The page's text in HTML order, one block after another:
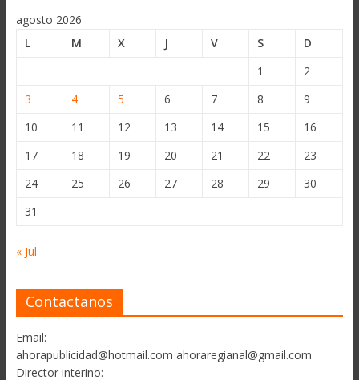
agosto 2026
L
M X J V S
D
1
2
3
4 5 6 7 8
9
10
11 12 13 14 15
16
17
18 19 20 21 22
23
24
25 26 27 28 29
30
31
« Jul
Contactanos
Email:
ahorapublicidad@hotmail.com ahoraregianal@gmail.com
Director interino: